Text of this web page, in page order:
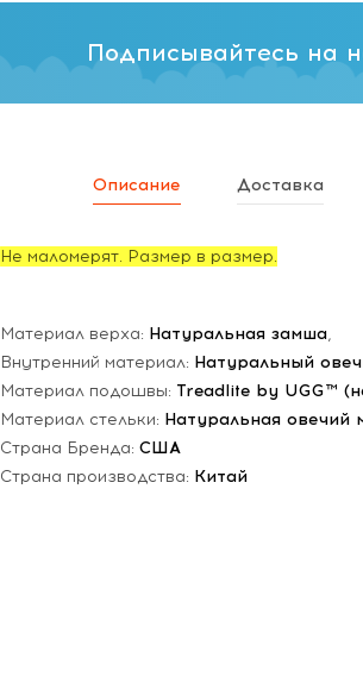
Подписывайтесь на
Описание Доставка
Не маломерят. Размер в размер.
Материал верха: Натуральная замша,
Внутренний материал: Натуральный
Материал подошвы: Treadlite by UGG™
Материал стельки: Натуральная овечий
Страна Бренда: США
Страна производства: Китай